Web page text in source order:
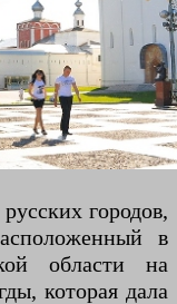
городов,
в
области на
которая дала